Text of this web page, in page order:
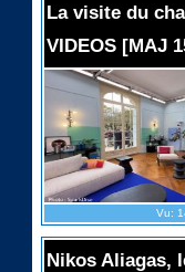
La visite du
VIDEOS [MAJ
Vu:
Nikos Aliagas,